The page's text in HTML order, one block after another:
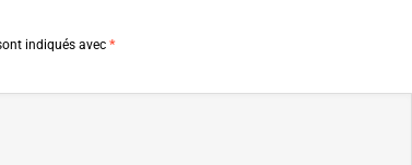
indiqués avec *